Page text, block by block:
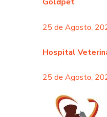
25 de Agosto,
Hospital
25 de Agosto,